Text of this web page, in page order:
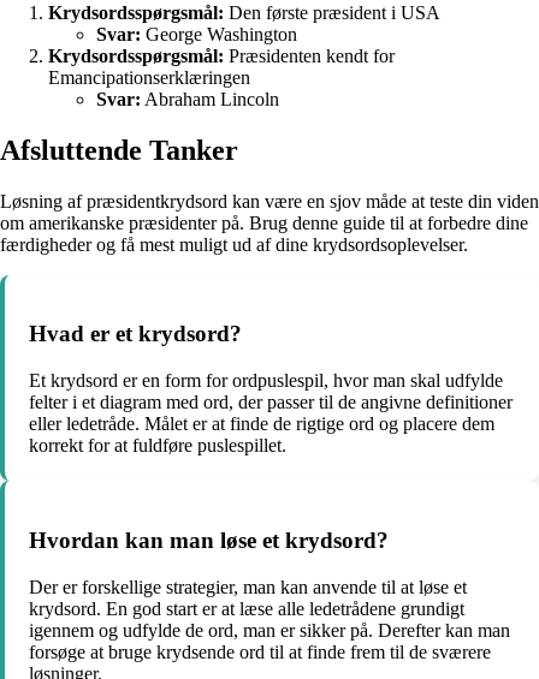
Krydsordsspørgsmål: Den første præsident i USA
Svar: George Washington
Krydsordsspørgsmål: Præsidenten kendt for
Emancipationserklæringen
Svar: Abraham Lincoln
Afsluttende Tanker
Løsning af præsidentkrydsord kan være en sjov måde at teste din viden
om amerikanske præsidenter på. Brug denne guide til at forbedre dine
færdigheder og få mest muligt ud af dine krydsordsoplevelser.
Hvad er et krydsord?
Et krydsord er en form for ordpuslespil, hvor man skal udfylde
felter i et diagram med ord, der passer til de angivne definitioner
eller ledetråde. Målet er at finde de rigtige ord og placere dem
korrekt for at fuldføre puslespillet.
Hvordan kan man løse et krydsord?
Der er forskellige strategier, man kan anvende til at løse et
krydsord. En god start er at læse alle ledetrådene grundigt
igennem og udfylde de ord, man er sikker på. Derefter kan man
forsøge at bruge krydsende ord til at finde frem til de sværere
løsninger.